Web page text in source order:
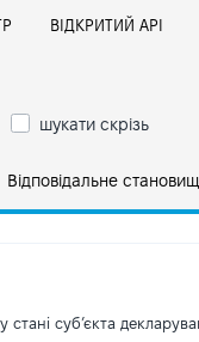
ВІДКРИТИЙ АРІ
шукати скрізь
Відповідальне
субʼєкта